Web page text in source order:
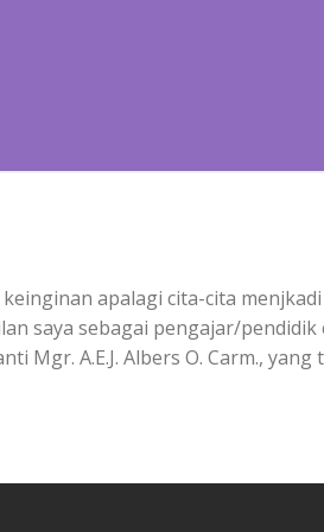
apalagi cita-cita
saya sebagai pengajar/
Mgr. A.E.J. Albers O. Carm.,